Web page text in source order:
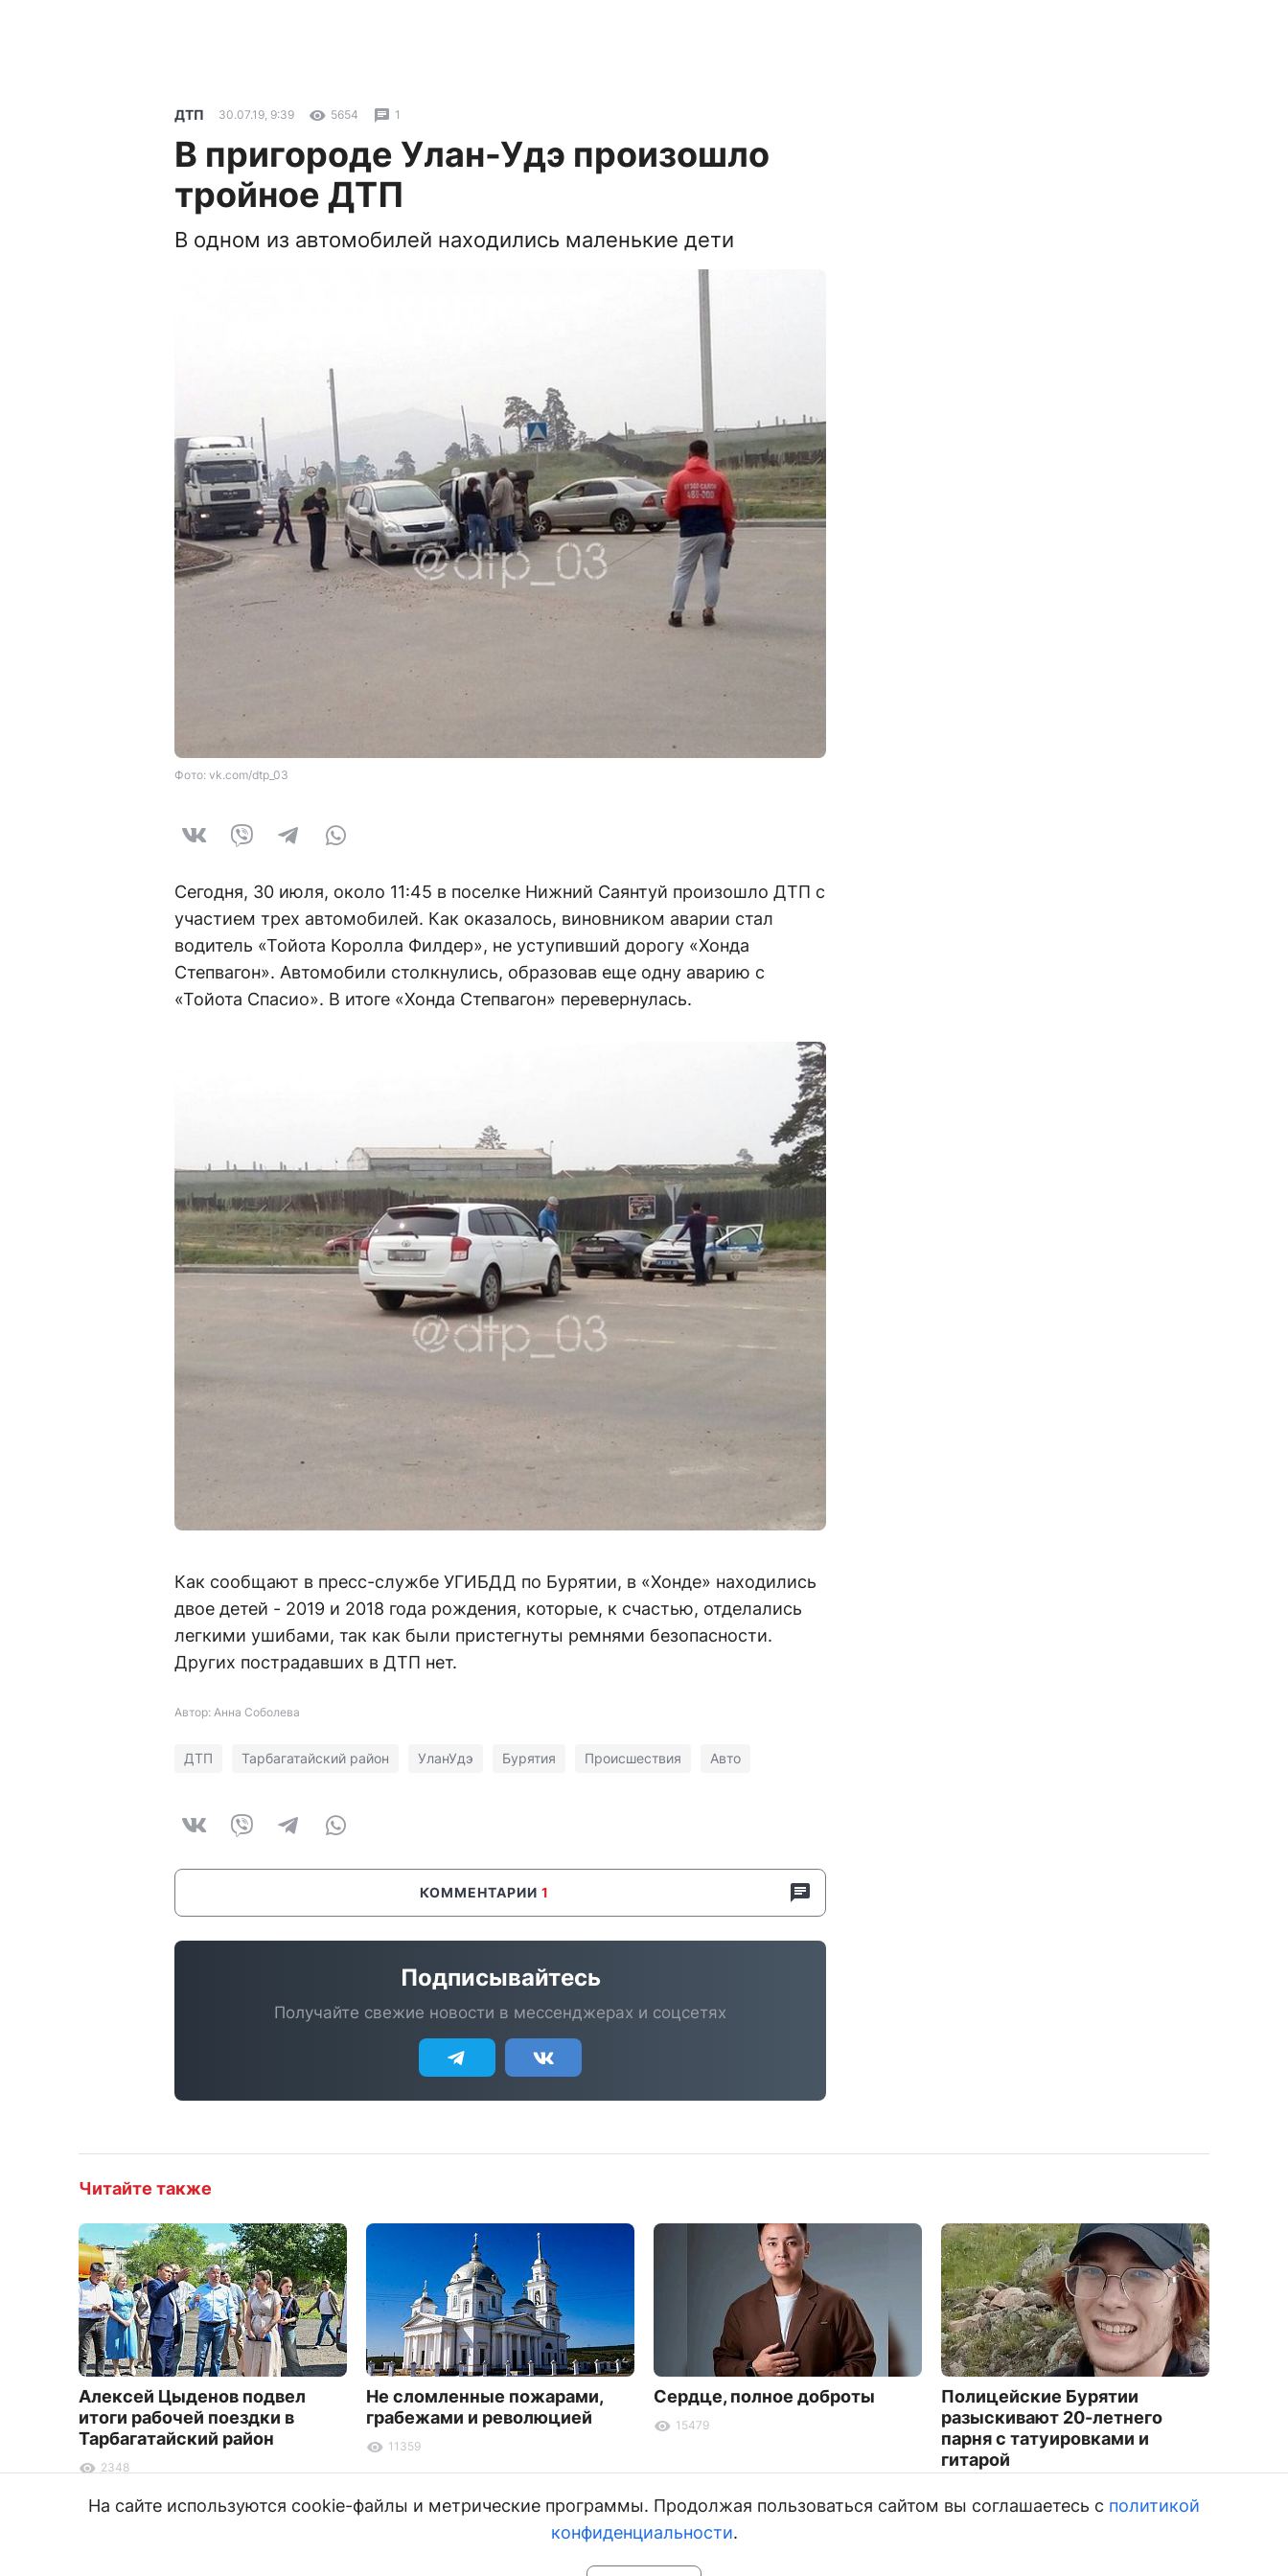
ДТП 30.07.19, 9:39 5654 1
В пригороде Улан-Удэ произошло
тройное ДТП
В одном из автомобилей находились маленькие дети
Фото: vk.com/dtp_03
Сегодня, 30 июля, около 11:45 в поселке Нижний Саянтуй произошло ДТП с
участием трех автомобилей. Как оказалось, виновником аварии стал
водитель «Тойота Королла Филдер», не уступивший дорогу «Хонда
Степвагон». Автомобили столкнулись, образовав еще одну аварию с
«Тойота Спасио». В итоге «Хонда Степвагон» перевернулась.
Как сообщают в пресс-службе УГИБДД по Бурятии, в «Хонде» находились
двое детей - 2019 и 2018 года рождения, которые, к счастью, отделались
легкими ушибами, так как были пристегнуты ремнями безопасности.
Других пострадавших в ДТП нет.
Автор: Анна Соболева
ДТП Тарбагатайский район УланУдэ Бурятия Происшествия Авто
КОММЕНТАРИИ 1
Подписывайтесь
Получайте свежие новости в мессенджерах и соцсетях
Читайте также
Алексей Цыденов подвел
итоги рабочей поездки в
Тарбагатайский район
2348
Не сломленные пожарами,
грабежами и революцией
11359
Сердце, полное доброты
15479
Полицейские Бурятии
разыскивают 20-летнего
парня с татуировками и
гитарой
На сайте используются cookie-файлы и метрические программы. Продолжая пользоваться сайтом вы соглашаетесь с политикой
конфиденциальности.